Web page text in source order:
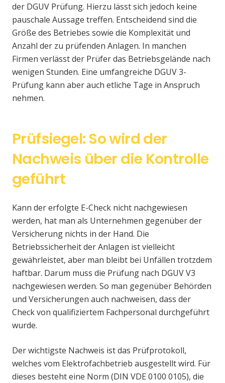
der DGUV Prüfung. Hierzu lässt sich jedoch keine
pauschale Aussage treffen. Entscheidend sind die
Größe des Betriebes sowie die Komplexität und
Anzahl der zu prüfenden Anlagen. In manchen
Firmen verlässt der Prüfer das Betriebsgelände nach
wenigen Stunden. Eine umfangreiche DGUV 3-
Prüfung kann aber auch etliche Tage in Anspruch
nehmen.
Prüfsiegel: So wird der
Nachweis über die Kontrolle
geführt
Kann der erfolgte E-Check nicht nachgewiesen
werden, hat man als Unternehmen gegenüber der
Versicherung nichts in der Hand. Die
Betriebssicherheit der Anlagen ist vielleicht
gewährleistet, aber man bleibt bei Unfällen trotzdem
haftbar. Darum muss die Prüfung nach DGUV V3
nachgewiesen werden. So man gegenüber Behörden
und Versicherungen auch nachweisen, dass der
Check von qualifiziertem Fachpersonal durchgeführt
wurde.
Der wichtigste Nachweis ist das Prüfprotokoll,
welches vom Elektrofachbetrieb ausgestellt wird. Für
dieses besteht eine Norm (DIN VDE 0100 0105), die